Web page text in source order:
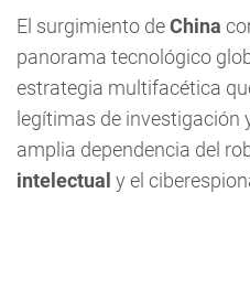
El surgimiento deChina
panorama tecnológico
estrategia multifacética
legítimas de investigación
amplia dependencia del
intelectual y el